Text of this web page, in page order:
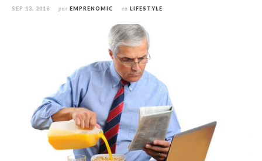
SEP 13, 2016 por EMPRENOMIC en LIFESTYLE